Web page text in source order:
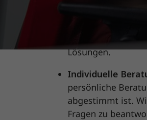
verfügt über
setzen wir auf
Lösungen.
Individuelle
persönliche
abgestimmt ist.
Fragen zu